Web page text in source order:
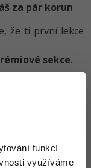
funkcí
využíváme
za pár korun
že ti první lekce
sekce.